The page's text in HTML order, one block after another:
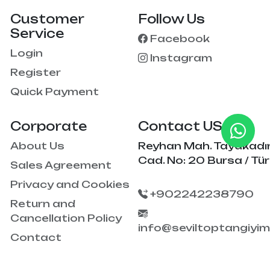
Corporate
About Us
Sales Agreement
Privacy and Cookies
Return and
Cancellation Policy
Contact
Customer
Service
Login
Register
Quick Payment
Follow Us
Facebook
Instagram
Contact US
Reyhan Mah.
Cad. No: 20 Bursa /
+902242238790